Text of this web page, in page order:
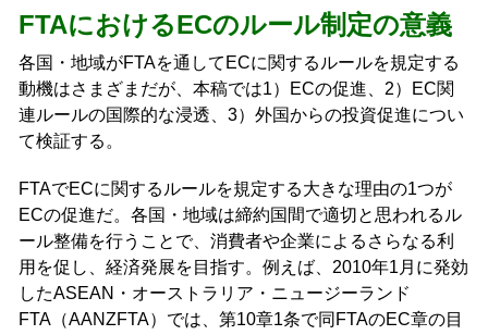
FTAにおけるECのルール制定の意義
各国・地域がFTAを通してECに関するルールを規定する
動機はさまざまだが、本稿では1）ECの促進、2）EC関
連ルールの国際的な浸透、3）外国からの投資促進につい
て検証する。
FTAでECに関するルールを規定する大きな理由の1つが
ECの促進だ。各国・地域は締約国間で適切と思われるル
ール整備を行うことで、消費者や企業によるさらなる利
用を促し、経済発展を目指す。例えば、2010年1月に発効
したASEAN・オーストラリア・ニュージーランド
FTA（AANZFTA）では、第10章1条で同FTAのEC章の目